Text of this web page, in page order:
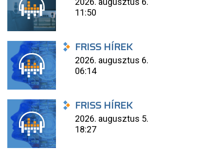
11:50
FRISS HÍREK
2026. augusztus 6.
06:14
FRISS HÍREK
2026. augusztus 5.
18:27